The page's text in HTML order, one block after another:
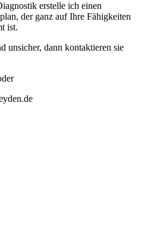
erstelle ich einen
der ganz auf Ihre Fähigkeiten
ist.
unsicher, dann kontaktieren sie